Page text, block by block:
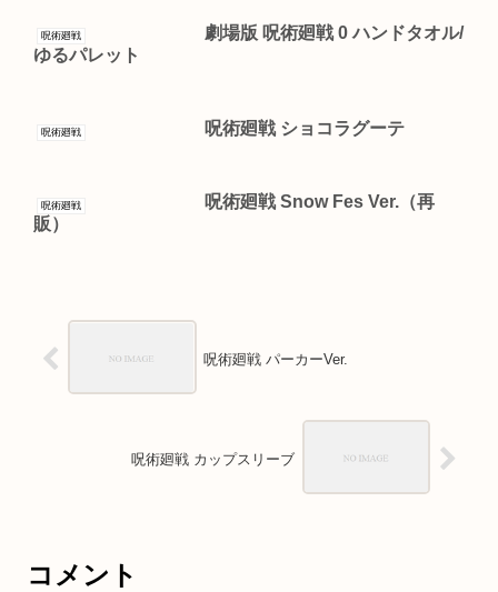
呪術廻戦
劇場版 呪術廻戦 0 ハンドタオル/
ゆるパレット
呪術廻戦 呪術廻戦 ショコラグーテ
呪術廻戦
呪術廻戦 Snow Fes Ver.（再
販）
呪術廻戦 パーカーVer.
呪術廻戦 カップスリーブ
コメント